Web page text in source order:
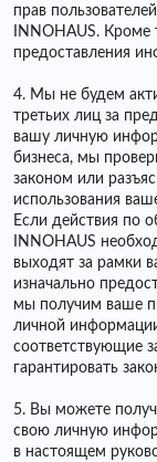
прав
INNOHAUS.
предоставления
4. Мы не будем
третьих лиц за
вашу личную
бизнеса, мы
законом или
использования
Если действия по
INNOHAUS
выходят за рамки
изначально
мы получим ваше
личной
соответствующие
гарантировать
5. Вы можете
свою личную
в настоящем